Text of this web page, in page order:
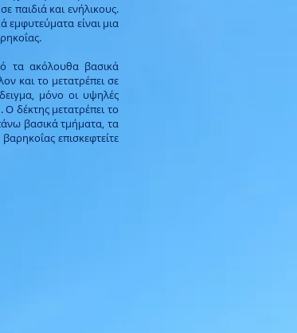
παιδιά και ενήλικους.
εμφυτεύματα είναι μια
τα ακόλουθα βασικά
και το μετατρέπει σε
μόνο οι υψηλές
δέκτης μετατρέπει το
βασικά τμήματα, τα
επισκεφτείτε